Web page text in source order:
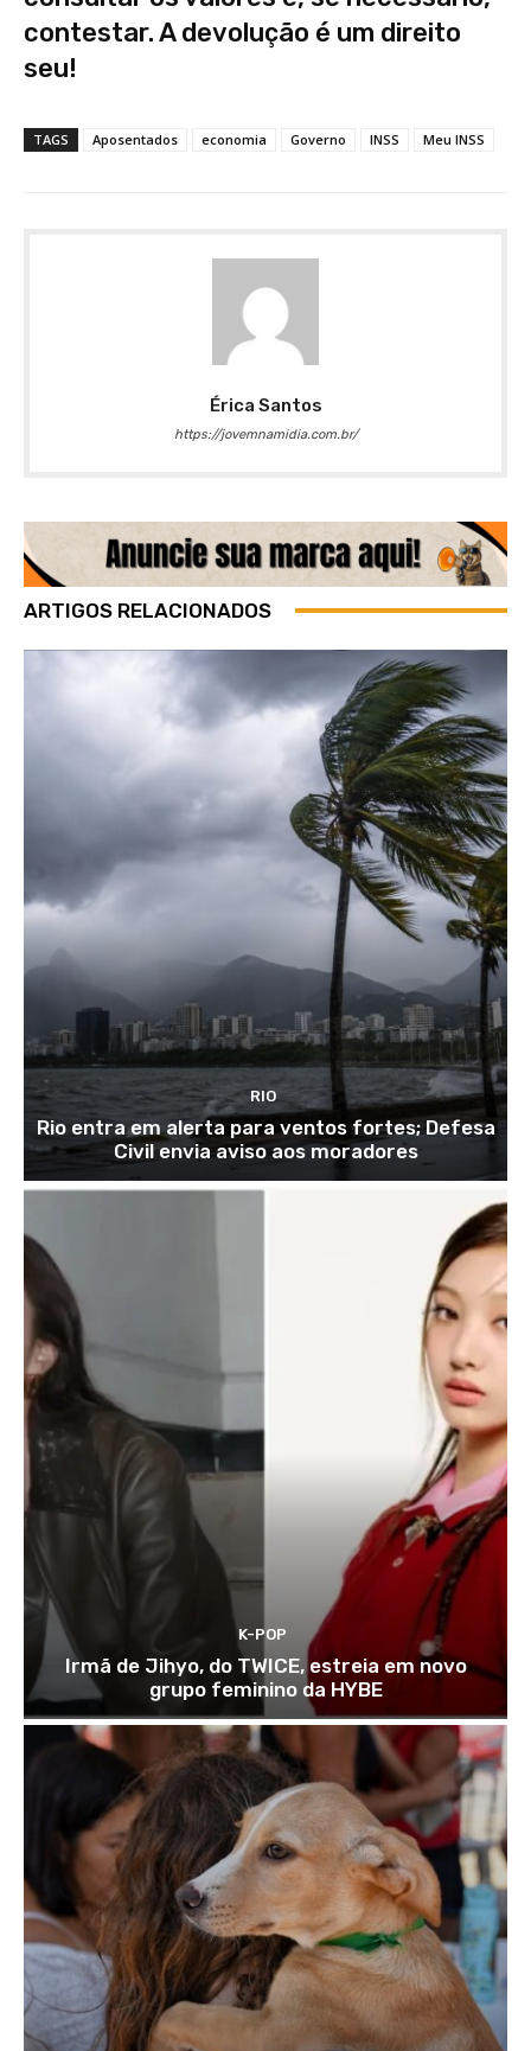
contestar. A devolução é um direito
seu!
TAGS Aposentados economia Governo INSS Meu INSS
Érica Santos
https://jovemnamidia.com.br/
ARTIGOS RELACIONADOS
RIO
Rio entra em alerta para ventos fortes; Defesa
Civil envia aviso aos moradores
K-POP
Irmã de Jihyo, do TWICE, estreia em novo
grupo feminino da HYBE